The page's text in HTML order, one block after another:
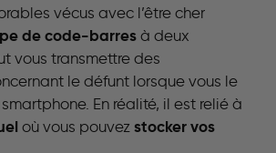
vécus avec l’être cher
de code-barresà deux
vous transmettre des
le défunt lorsque vous le
En réalité, il est relié à
où vous pouvez stocker vos